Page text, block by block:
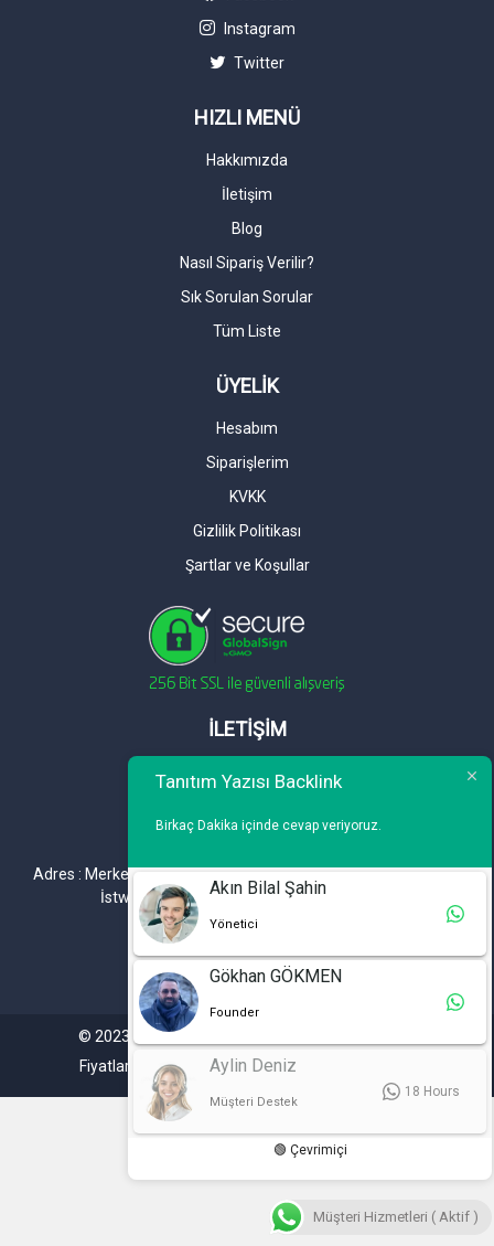
Instagram
Twitter
HIZLI MENÜ
Hakkımızda
İletişim
Blog
Nasıl Sipariş Verilir?
Sık Sorulan Sorular
Tüm Liste
ÜYELİK
Hesabım
Siparişlerim
KVKK
Gizlilik Politikası
Şartlar ve Koşullar
İLETİŞİM
Telefon : 0 212 461 75 87
Adres : Merkez Mh. DeğirmenBahçe Cd. A1 A Blok D : 19 Kat :1
İstwest Rezidans Bahçelievler / İSTANBUL
© 2023. Tüm hakları saklıdır. Tanitimyazisi.com.tr
Fiyatlarımıza %20 KDV Dahil Değildir.
Tanıtım Yazısı Backlink
Birkaç Dakika içinde cevap veriyoruz.
Aylin Deniz
Müşteri Destek
18 Hours
Akın Bilal Şahin
Yönetici
Gökhan GÖKMEN
Founder
🟢 Çevrimiçi
Müşteri Hizmetleri ( Aktif )